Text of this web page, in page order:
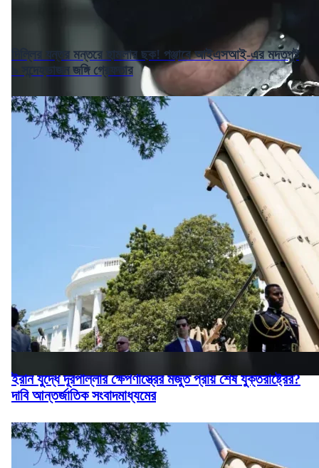
দিল্লির যন্তর মন্তরে হামলার ছক! পঞ্জাবে আইএসআই-এর মদতপুষ্ট
৯ সন্দেহভাজন জঙ্গি গ্রেফতার
ইরান যুদ্ধে দূরপাল্লার ক্ষেপণাস্ত্রের মজুত প্রায় শেষ যুক্তরাষ্ট্রের?
দাবি আন্তর্জাতিক সংবাদমাধ্যমের